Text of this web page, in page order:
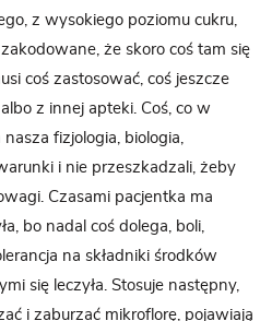
z wysokiego poziomu cukru,
że skoro coś tam się
coś zastosować, coś jeszcze
z innej apteki. Coś, co w
fizjologia, biologia,
i nie przeszkadzali, żeby
Czasami pacjentka ma
bo nadal coś dolega, boli,
na składniki środków
się leczyła. Stosuje następny,
i zaburzać mikroflorę, pojawiają